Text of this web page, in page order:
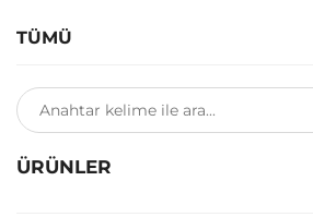
TÜMÜ
ÜRÜNLER